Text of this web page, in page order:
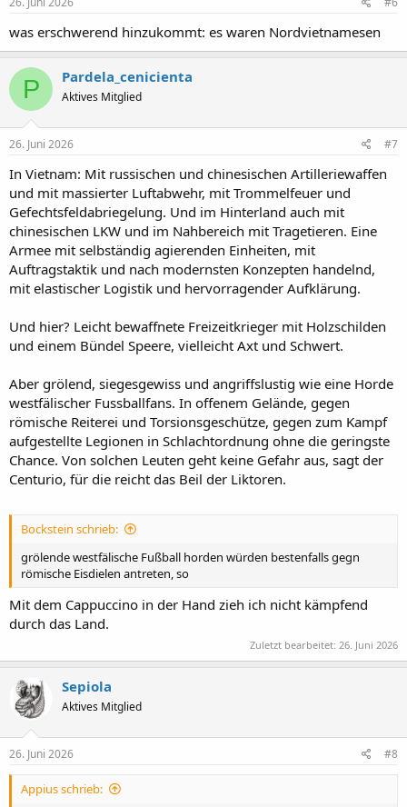
:
was erschwerend hinzukommt: es waren Nordvietnamesen
P Pardela_cenicienta
Aktives Mitglied
26. Juni 2026 #7
In Vietnam: Mit russischen und chinesischen Artilleriewaffen
und mit massierter Luftabwehr, mit Trommelfeuer und
Gefechtsfeldabriegelung. Und im Hinterland auch mit
chinesischen LKW und im Nahbereich mit Tragetieren. Eine
Armee mit selbständig agierenden Einheiten, mit
Auftragstaktik und nach modernsten Konzepten handelnd,
mit elastischer Logistik und hervorragender Aufklärung.
Und hier? Leicht bewaffnete Freizeitkrieger mit Holzschilden
und einem Bündel Speere, vielleicht Axt und Schwert.
Aber grölend, siegesgewiss und angriffslustig wie eine Horde
westfälischer Fussballfans. In offenem Gelände, gegen
römische Reiterei und Torsionsgeschütze, gegen zum Kampf
aufgestellte Legionen in Schlachtordnung ohne die geringste
Chance. Von solchen Leuten geht keine Gefahr aus, sagt der
Centurio, für die reicht das Beil der Liktoren.
Bockstein schrieb:
grölende westfälische Fußball horden würden bestenfalls gegn
römische Eisdielen antreten, so
Mit dem Cappuccino in der Hand zieh ich nicht kämpfend
durch das Land.
Zuletzt bearbeitet: 26. Juni 2026
Sepiola
Aktives Mitglied
26. Juni 2026 #8
Appius schrieb: